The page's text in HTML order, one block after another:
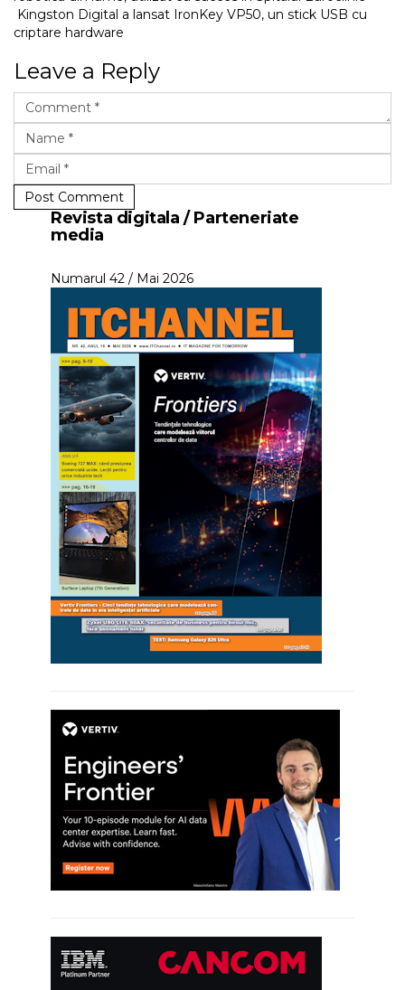
Kingston Digital a lansat IronKey VP50, un stick USB cu
criptare hardware
Leave a Reply
Post Comment
Revista digitala / Parteneriate
media
Numarul 42 / Mai 2026